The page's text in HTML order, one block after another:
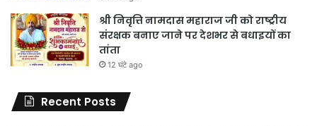
श्री निवृत्ति नामदास महाराज जी को राष्ट्रीय
संरक्षक बनाए जाने पर देशभर से बधाइयों का
तांता
12 घंटे ago
Recent Posts